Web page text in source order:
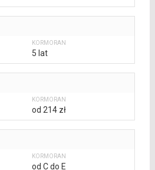
5 lat
od 214 zł
od C do E